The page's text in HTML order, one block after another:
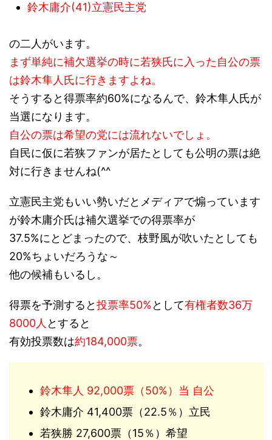
鈴木庸介(41)立憲民主党
の二人がいます。
まず単純に補欠選挙の時に若狭氏に入った自公の票
は鈴木隼人氏に行きますよね。
そうすると得票率約60%になるんで、鈴木隼人氏が
当選になります。
自公の票は希望の党には流れないでしょ。
自民に仮に若狭ファンが居たとしても公明の票は絶
対に行きませんね(^^ゞ
立憲民主党もいい勢いだとメディアで煽っています
が鈴木庸介氏は補欠選挙での得票率が
37.5%にとどまったので、枝野風が吹いたとしても
20%ちょいだろうな～
他の候補もいるし。
得票を予測すると投票率50% として有権者数36万
8000人 とすると
有効投票数は約184,000票。
鈴木隼人 92,000票（50%）当 自公
鈴木庸介 41,400票（22.5％）立民
若狭勝 27,600票（15％）希望